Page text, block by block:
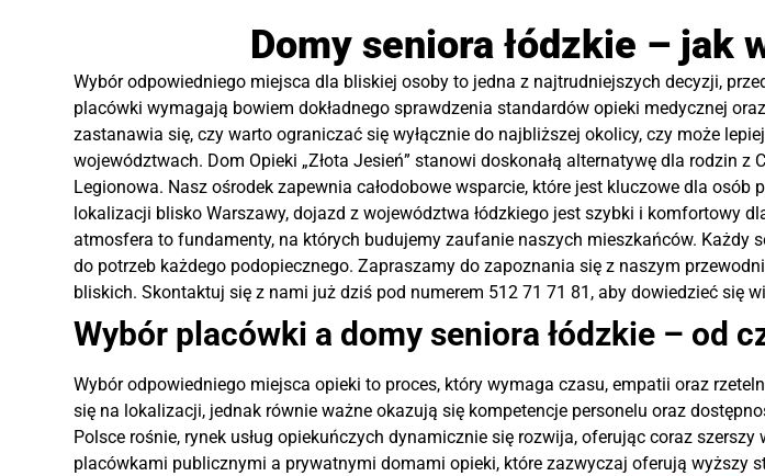
Domy seniora łódzkie – jak
Wybór odpowiedniego miejsca dla bliskiej osoby to jedna z najtrudniejszych decyzji,
placówki wymagają bowiem dokładnego sprawdzenia standardów opieki medycznej
zastanawia się, czy warto ograniczać się wyłącznie do najbliższej okolicy, czy może
województwach. Dom Opieki „Złota Jesień” stanowi doskonałą alternatywę dla rodzin
Legionowa. Nasz ośrodek zapewnia całodobowe wsparcie, które jest kluczowe dla
lokalizacji blisko Warszawy, dojazd z województwa łódzkiego jest szybki i komfortowy
atmosfera to fundamenty, na których budujemy zaufanie naszych mieszkańców. Każdy
do potrzeb każdego podopiecznego. Zapraszamy do zapoznania się z naszym
bliskich. Skontaktuj się z nami już dziś pod numerem 512 71 71 81, aby dowiedzieć się
Wybór placówki a domy seniora łódzkie – od
Wybór odpowiedniego miejsca opieki to proces, który wymaga czasu, empatii oraz
się na lokalizacji, jednak równie ważne okazują się kompetencje personelu oraz
Polsce rośnie, rynek usług opiekuńczych dynamicznie się rozwija, oferując coraz
placówkami publicznymi a prywatnymi domami opieki, które zazwyczaj oferują wyższy